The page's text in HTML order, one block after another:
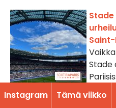
Stade
Saint-Denisin (93)
Instagram Tämä viikko